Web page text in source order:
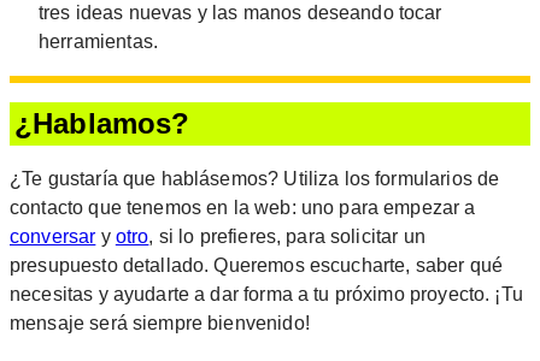
tres ideas nuevas y las manos deseando tocar
herramientas.
¿Hablamos?
¿Te gustaría que hablásemos? Utiliza los formularios de
contacto que tenemos en la web: uno para empezar a
conversar y otro, si lo prefieres, para solicitar un
presupuesto detallado. Queremos escucharte, saber qué
necesitas y ayudarte a dar forma a tu próximo proyecto. ¡Tu
mensaje será siempre bienvenido!